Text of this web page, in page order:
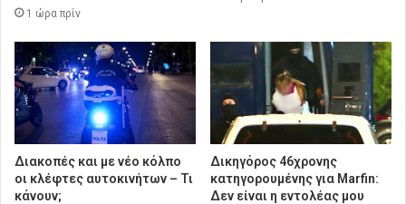
1 ώρα πρίν
Διακοπές και με νέο κόλπο
οι κλέφτες αυτοκινήτων – Τι
κάνουν;
Δικηγόρος 46χρονης
κατηγορουμένης για Marfin:
Δεν είναι η εντολέας μου